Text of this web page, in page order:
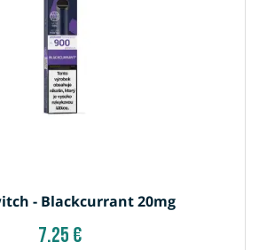
- Blackcurrant 20mg
7.25 €